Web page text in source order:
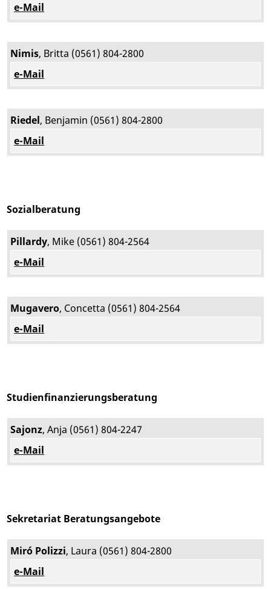
e-Mail
Nimis, Britta (0561) 804-2800
e-Mail
Riedel, Benjamin (0561) 804-2800
e-Mail
Sozialberatung
Pillardy, Mike (0561) 804-2564
e-Mail
Mugavero, Concetta (0561) 804-2564
e-Mail
Studienfinanzierungsberatung
Sajonz, Anja (0561) 804-2247
e-Mail
Sekretariat Beratungsangebote
Miró Polizzi, Laura (0561) 804-2800
e-Mail